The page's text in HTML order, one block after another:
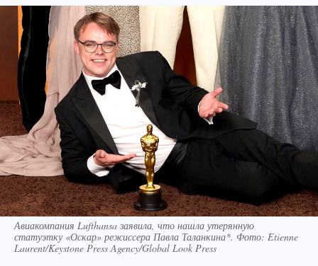
Авиакомпания Lufthansa заявила, что нашла утерянную
статуэтку «Оскар» режиссера Павла Таланкина*. Фото: Etienne
Laurent/Keystone Press Agency/Global Look Press